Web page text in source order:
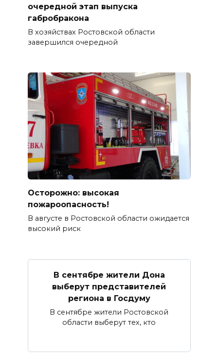
очередной этап выпуска
габробракона
В хозяйствах Ростовской области
завершился очередной
Осторожно: высокая
пожароопасность!
В августе в Ростовской области ожидается
высокий риск
В сентябре жители Дона
выберут представителей
региона в Госдуму
В сентябре жители Ростовской
области выберут тех, кто